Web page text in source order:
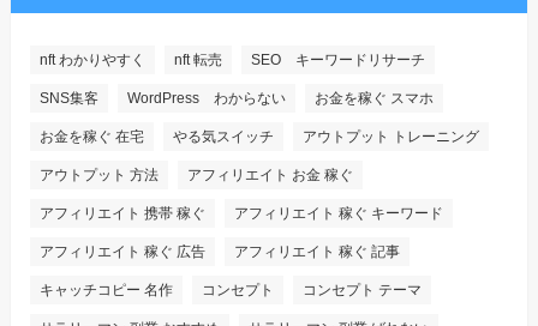
nft わかりやすく nft 転売 SEO キーワードリサーチ
SNS集客 WordPress わからない お金を稼ぐ スマホ
お金を稼ぐ 在宅 やる気スイッチ アウトプット トレーニング
アウトプット 方法 アフィリエイト お金 稼ぐ
アフィリエイト 携帯 稼ぐ アフィリエイト 稼ぐ キーワード
アフィリエイト 稼ぐ 広告 アフィリエイト 稼ぐ 記事
キャッチコピー 名作 コンセプト コンセプト テーマ